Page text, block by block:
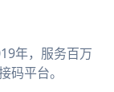
年，服务百万
码平台。